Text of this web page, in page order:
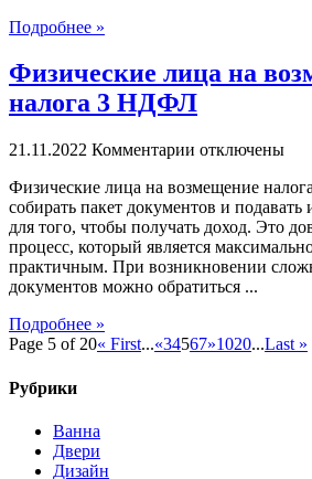
Подробнее »
Физические лица на
налога 3 НДФЛ
21.11.2022 Комментарии к
Физические
лица
на
возмещение
налога
3
отключены
Физические лица на возмещение
собирать пакет документов и
для того, чтобы получать доход. Это
процесс, который является
практичным. При возникновении
документов можно обратиться ...
Подробнее »
Page 5 of 20« First...«34567»1020...Last »
Рубрики
Ванна
Двери
Дизайн